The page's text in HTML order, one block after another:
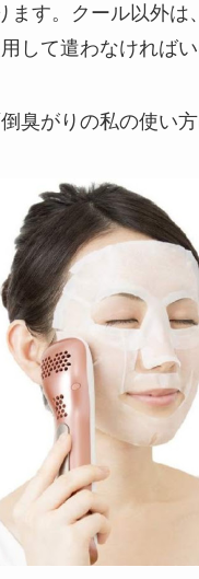
ます。クール以外は
して遣わなければい
臭がりの私の使い